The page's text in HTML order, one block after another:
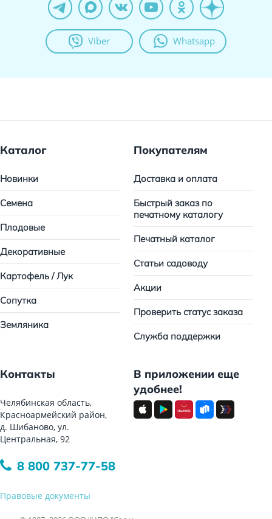
Viber Whatsapp
Каталог
Новинки
Семена
Плодовые
Декоративные
Картофель / Лук
Сопутка
Земляника
Покупателям
Доставка и оплата
Быстрый заказ по
печатному каталогу
Печатный каталог
Статьи садоводу
Акции
Проверить статус заказа
Служба поддержки
Контакты
Челябинская область,
Красноармейский район,
д. Шибаново, ул.
Центральная, 92
8 800 737-77-58
Правовые документы
В приложении еще
удобнее!